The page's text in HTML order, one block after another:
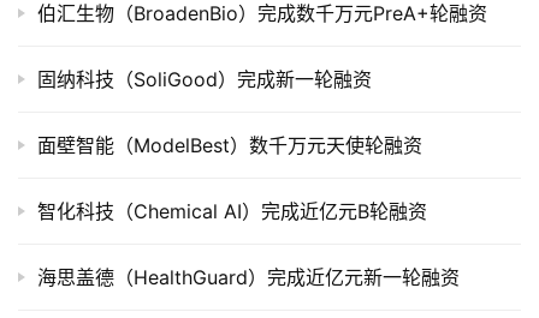
伯汇生物（BroadenBio）完成数千万元PreA+轮融资
固纳科技（SoliGood）完成新一轮融资
面壁智能（ModelBest）数千万元天使轮融资
智化科技（Chemical AI）完成近亿元B轮融资
海思盖德（HealthGuard）完成近亿元新一轮融资